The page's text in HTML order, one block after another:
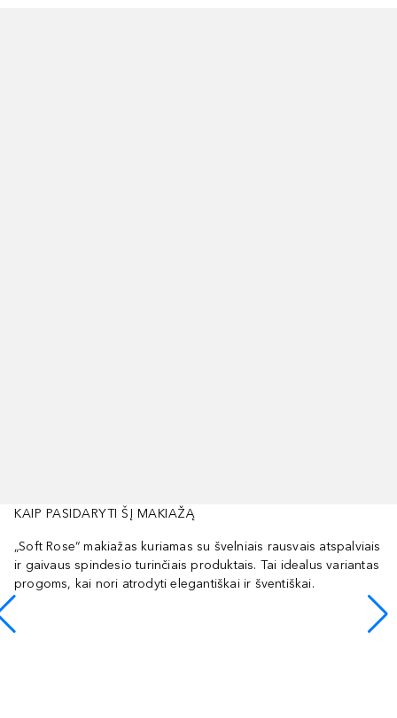
KAIP PASIDARYTI ŠĮ MAKIAŽĄ
„Soft Rose“ makiažas kuriamas su švelniais rausvais atspalviais
ir gaivaus spindesio turinčiais produktais. Tai idealus variantas
progoms, kai nori atrodyti elegantiškai ir šventiškai.